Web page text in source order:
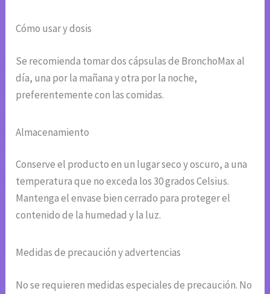
Cómo usar y dosis
Se recomienda tomar dos cápsulas de BronchoMax al
día, una por la mañana y otra por la noche,
preferentemente con las comidas.
Almacenamiento
Conserve el producto en un lugar seco y oscuro, a una
temperatura que no exceda los 30 grados Celsius.
Mantenga el envase bien cerrado para proteger el
contenido de la humedad y la luz.
Medidas de precaución y advertencias
No se requieren medidas especiales de precaución. No